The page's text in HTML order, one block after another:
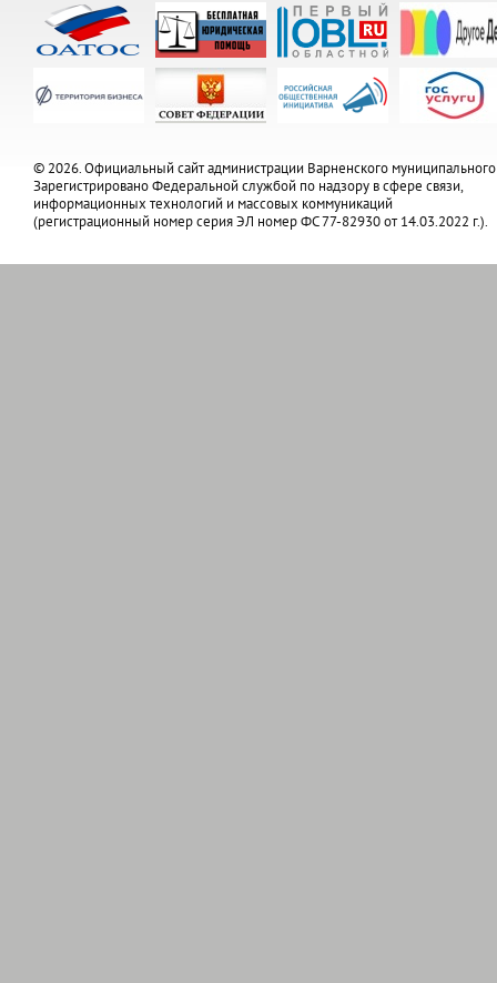
© 2026. Официальный сайт администрации Варненского муниципального
Зарегистрировано Федеральной службой по надзору в сфере связи,
информационных технологий и массовых коммуникаций
(регистрационный номер серия ЭЛ номер ФС 77-82930 от 14.03.2022 г.).